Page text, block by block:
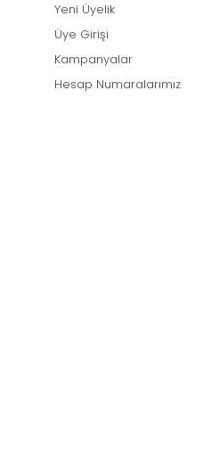
Yeni Üyelik
Üye Girişi
Kampanyalar
Hesap Numaralarımız